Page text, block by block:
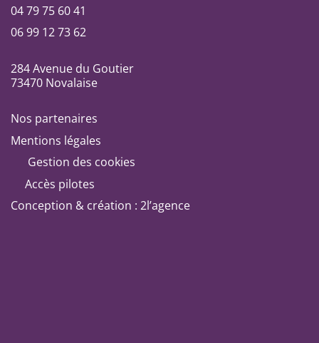
04 79 75 60 41
06 99 12 73 62
284 Avenue du Goutier
73470 Novalaise
Nos partenaires
Mentions légales
Gestion des cookies
Accès pilotes
Conception & création : 2l’agence